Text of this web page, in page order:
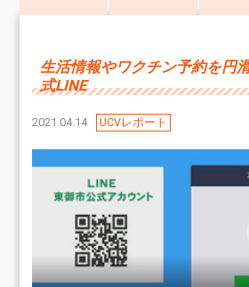
生活情報やワクチン予約を
式LINE
2021.04.14 UCVレポート